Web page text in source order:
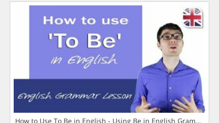
How to Use To Be in English - Using Be in English Grammar